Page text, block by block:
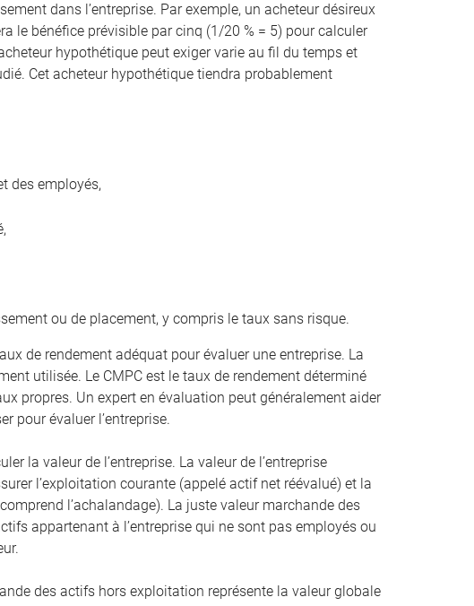
dans l’entreprise. Par exemple, un acheteur désireux
le bénéfice prévisible par cinq (1/20 % = 5) pour calculer
hypothétique peut exiger varie au fil du temps et
Cet acheteur hypothétique tiendra probablement
des employés,
ou de placement, y compris le taux sans risque.
de rendement adéquat pour évaluer une entreprise. La
utilisée. Le CMPC est le taux de rendement déterminé
propres. Un expert en évaluation peut généralement aider
pour évaluer l’entreprise.
la valeur de l’entreprise. La valeur de l’entreprise
l’exploitation courante (appelé actif net réévalué) et la
l’achalandage). La juste valeur marchande des
appartenant à l’entreprise qui ne sont pas employés ou
des actifs hors exploitation représente la valeur globale